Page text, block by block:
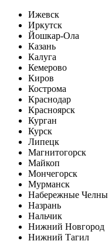
Ижевск
Иркутск
Йошкар-Ола
Казань
Калуга
Кемерово
Киров
Кострома
Краснодар
Красноярск
Курган
Курск
Липецк
Магнитогорск
Майкоп
Мончегорск
Мурманск
Набережные Челны
Назрань
Нальчик
Нижний Новгород
Нижний Тагил